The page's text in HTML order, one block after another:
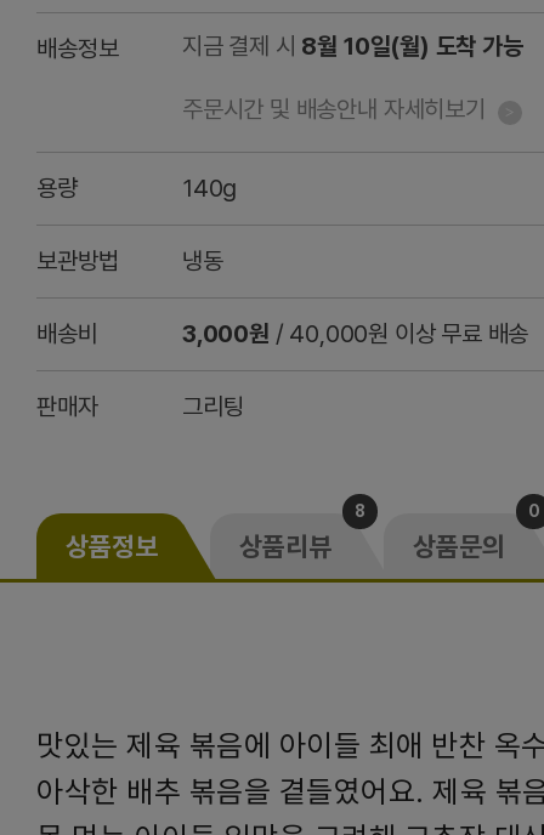
배송정보 지금 결제 시 8월 10일(월) 도착 가능
주문시간 및 배송안내 자세히보기
용량 140g
보관방법 냉동
배송비 3,000원 / 40,000원 이상 무료 배송
판매자 그리팅
상품정보 상품리뷰
8
상품문의
0
맛있는 제육 볶음에 아이들 최애 반찬 옥
아삭한 배추 볶음을 곁들였어요. 제육 볶